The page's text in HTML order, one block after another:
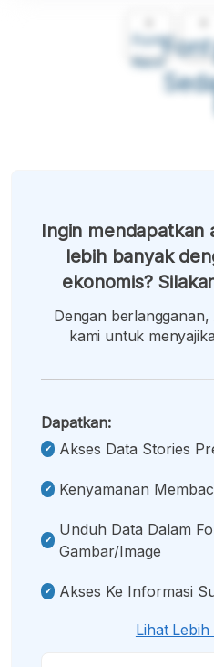
Font
Kecil
Font
Ingin mendapatkan
lebih banyak
ekonomis?
Dengan
kami untuk
Dapatkan:
Akses Data Stories
Kenyamanan
Unduh Data Dalam
Gambar/image
Akses Ke Informasi
Lihat